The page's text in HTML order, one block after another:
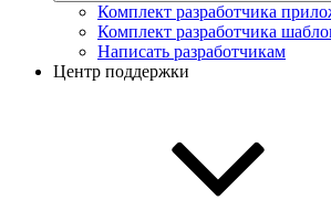
Комплект разработчика
Комплект разработчика
Написать разработчикам
Центр поддержки